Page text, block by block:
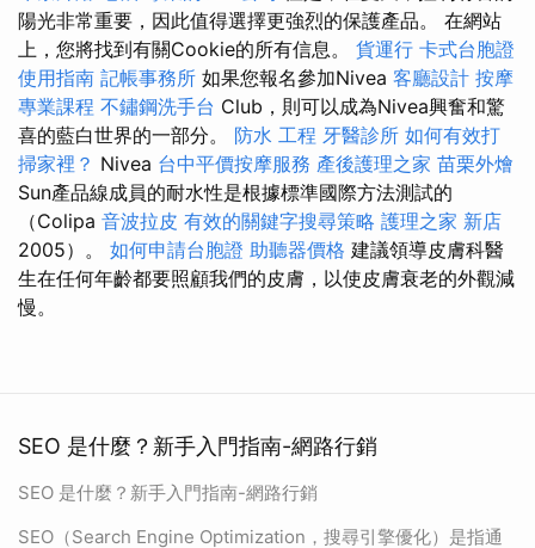
陽光非常重要，因此值得選擇更強烈的保護產品。 在網站
上，您將找到有關Cookie的所有信息。 貨運行 卡式台胞證
使用指南 記帳事務所 如果您報名參加Nivea 客廳設計 按摩
專業課程 不鏽鋼洗手台 Club，則可以成為Nivea興奮和驚
喜的藍白世界的一部分。 防水 工程 牙醫診所 如何有效打
掃家裡？ Nivea 台中平價按摩服務 產後護理之家 苗栗外燴
Sun產品線成員的耐水性是根據標準國際方法測試的
（Colipa 音波拉皮 有效的關鍵字搜尋策略 護理之家 新店
2005）。 如何申請台胞證 助聽器價格 建議領導皮膚科醫
生在任何年齡都要照顧我們的皮膚，以使皮膚衰老的外觀減
慢。
SEO 是什麼？新手入門指南-網路行銷
SEO 是什麼？新手入門指南-網路行銷
SEO（Search Engine Optimization，搜尋引擎優化）是指通